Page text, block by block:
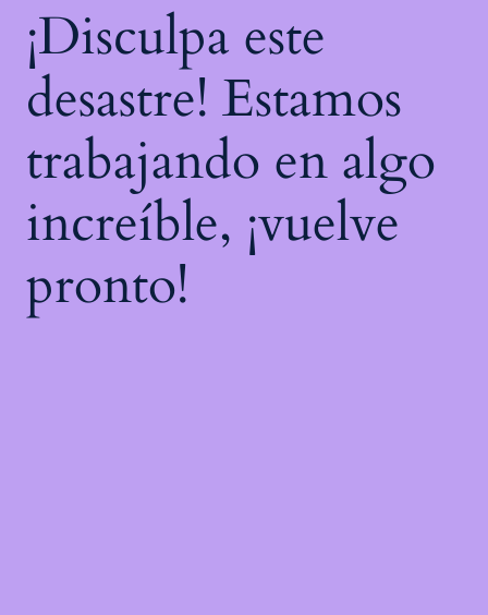
¡Disculpa este
desastre! Estamos
trabajando en algo
increíble, ¡vuelve
pronto!